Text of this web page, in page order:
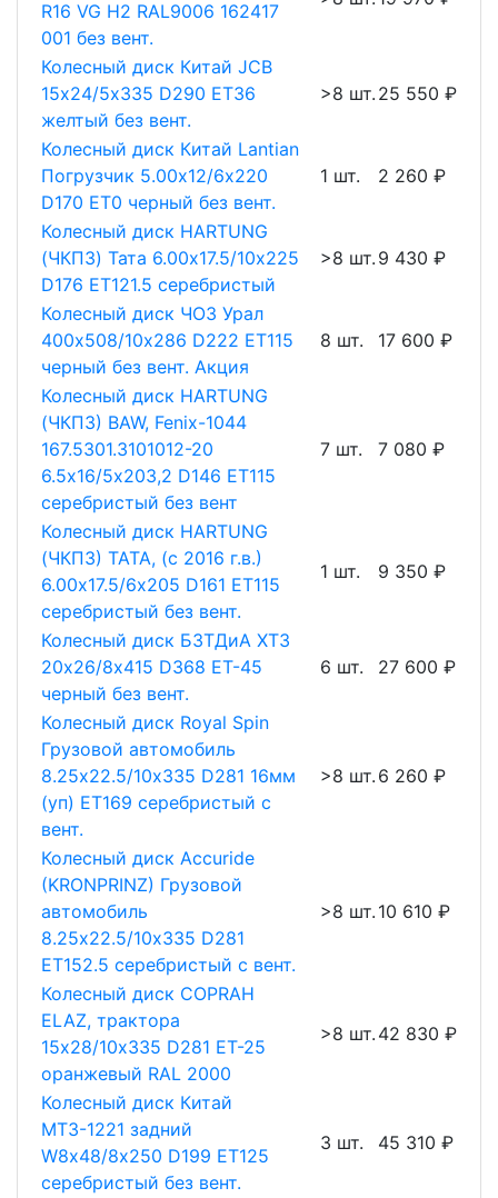
R16 VG H2 RAL9006 162417
001 без вент.
Колесный диск Китай JCB
15х24/5х335 D290 ET36
желтый без вент.
>8 шт. 25 550 ₽
Колесный диск Китай Lantian
Погрузчик 5.00х12/6х220
D170 ET0 черный без вент.
1 шт. 2 260 ₽
Колесный диск HARTUNG
(ЧКПЗ) Тата 6.00х17.5/10х225
D176 ET121.5 серебристый
>8 шт. 9 430 ₽
Колесный диск ЧОЗ Урал
400х508/10х286 D222 ET115
черный без вент. Акция
8 шт. 17 600 ₽
Колесный диск HARTUNG
(ЧКПЗ) BAW, Fenix-1044
167.5301.3101012-20
6.5х16/5х203,2 D146 ET115
серебристый без вент
7 шт. 7 080 ₽
Колесный диск HARTUNG
(ЧКПЗ) TATA, (с 2016 г.в.)
6.00х17.5/6х205 D161 ET115
серебристый без вент.
1 шт. 9 350 ₽
Колесный диск БЗТДиА ХТЗ
20х26/8х415 D368 ET-45
черный без вент.
6 шт. 27 600 ₽
Колесный диск Royal Spin
Грузовой автомобиль
8.25х22.5/10х335 D281 16мм
(уп) ET169 серебристый с
вент.
>8 шт. 6 260 ₽
Колесный диск Accuride
(KRONPRINZ) Грузовой
автомобиль
8.25х22.5/10х335 D281
ET152.5 серебристый с вент.
>8 шт. 10 610 ₽
Колесный диск COPRAH
ELAZ, трактора
15х28/10х335 D281 ET-25
оранжевый RAL 2000
>8 шт. 42 830 ₽
Колесный диск Китай
МТЗ-1221 задний
W8х48/8х250 D199 ET125
серебристый без вент.
3 шт. 45 310 ₽